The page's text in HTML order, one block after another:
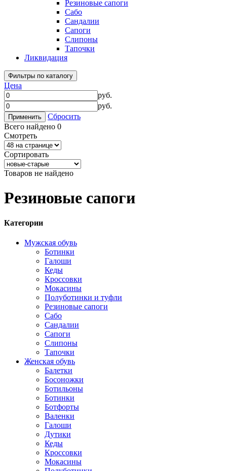
Резиновые сапоги
Сабо
Сандалии
Сапоги
Слипоны
Тапочки
Ликвидация
Фильтры по каталогу
Цена
руб.
руб.
Применить
Сбросить
Всего найдено 0
Смотреть
Сортировать
Товаров не найдено
Резиновые сапоги
Категории
Мужская обувь
Ботинки
Галоши
Кеды
Кроссовки
Мокасины
Полуботинки и туфли
Резиновые сапоги
Сабо
Сандалии
Сапоги
Слипоны
Тапочки
Женская обувь
Балетки
Босоножки
Ботильоны
Ботинки
Ботфорты
Валенки
Галоши
Дутики
Кеды
Кроссовки
Мокасины